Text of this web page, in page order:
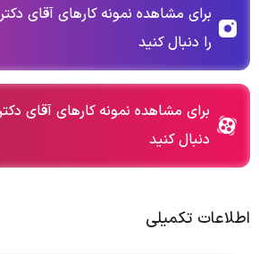
برای مشاهده نمونه کارهای آقای
را دنبال کنید
برای مشاهده نمونه کارهای آقای
دنبال کنید
اطلاعات تکمیلی